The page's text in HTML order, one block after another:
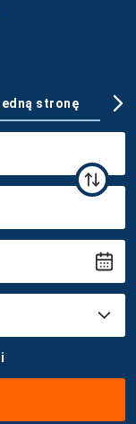
stronę